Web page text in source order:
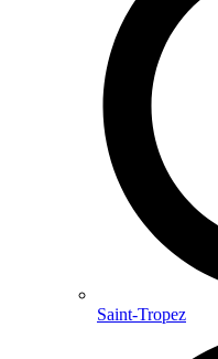
Saint-Tropez